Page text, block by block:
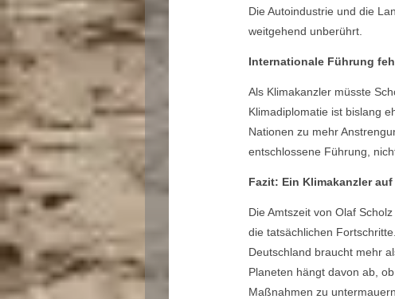
Die Autoindustrie und die
weitgehend unberührt.
Internationale Führung
Als Klimakanzler müsste
Klimadiplomatie ist bislang
Nationen zu mehr
entschlossene Führung,
Fazit: Ein Klimakanzler
Die Amtszeit von Olaf
die tatsächlichen
Deutschland braucht mehr
Planeten hängt davon ab,
Maßnahmen zu untermauern.